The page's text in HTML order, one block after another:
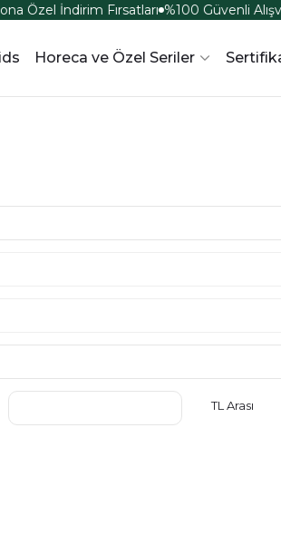
Özel İndirim Fırsatları %100 Güvenli
Horeca ve Özel Seriler
TL Arası